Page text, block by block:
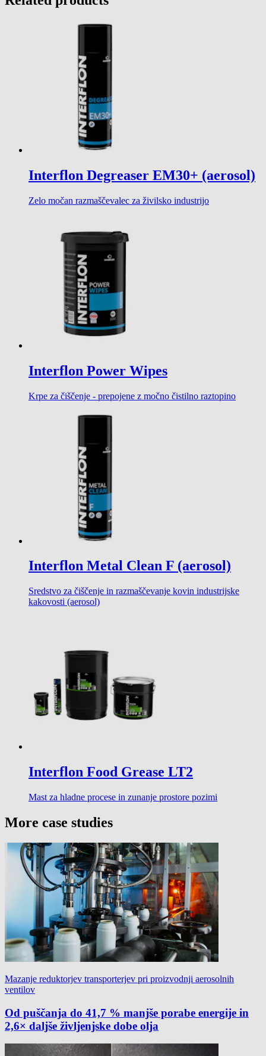
Interflon Degreaser EM30+ (aerosol)
Zelo močan razmaščevalec za živilsko industrijo
Interflon Power Wipes
Krpe za čiščenje - prepojene z močno čistilno raztopino
Interflon Metal Clean F (aerosol)
Sredstvo za čiščenje in razmaščevanje kovin industrijske
kakovosti (aerosol)
Interflon Food Grease LT2
Mast za hladne procese in zunanje prostore pozimi
More case studies
Mazanje reduktorjev transporterjev pri proizvodnji aerosolnih
ventilov
Od puščanja do 41,7 % manjše porabe energije in
2,6× daljše življenjske dobe olja